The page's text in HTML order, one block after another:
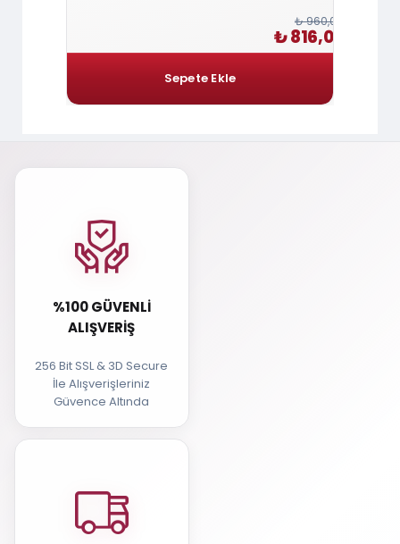
₺ 960,00
₺ 816,00
%100 GÜVENLI
ALIŞVERIŞ
256 Bit SSL & 3D Secure
İle Alışverişleriniz
Güvence Altında